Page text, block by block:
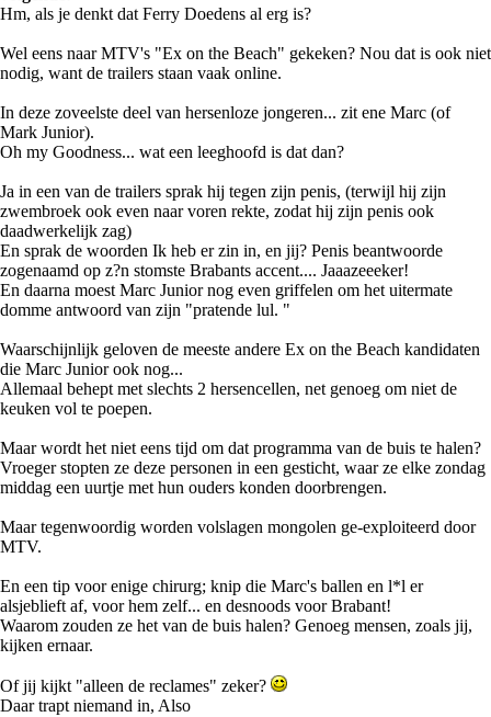
Hm, als je denkt dat Ferry Doedens al erg is?
Wel eens naar MTV's "Ex on the Beach" gekeken? Nou dat is ook niet
nodig, want de trailers staan vaak online.
In deze zoveelste deel van hersenloze jongeren... zit ene Marc (of
Mark Junior).
Oh my Goodness... wat een leeghoofd is dat dan?
Ja in een van de trailers sprak hij tegen zijn penis, (terwijl hij zijn
zwembroek ook even naar voren rekte, zodat hij zijn penis ook
daadwerkelijk zag)
En sprak de woorden Ik heb er zin in, en jij? Penis beantwoorde
zogenaamd op z?n stomste Brabants accent.... Jaaazeeeker!
En daarna moest Marc Junior nog even griffelen om het uitermate
domme antwoord van zijn "pratende lul. "
Waarschijnlijk geloven de meeste andere Ex on the Beach kandidaten
die Marc Junior ook nog...
Allemaal behept met slechts 2 hersencellen, net genoeg om niet de
keuken vol te poepen.
Maar wordt het niet eens tijd om dat programma van de buis te halen?
Vroeger stopten ze deze personen in een gesticht, waar ze elke zondag
middag een uurtje met hun ouders konden doorbrengen.
Maar tegenwoordig worden volslagen mongolen ge-exploiteerd door
MTV.
En een tip voor enige chirurg; knip die Marc's ballen en l*l er
alsjeblieft af, voor hem zelf... en desnoods voor Brabant!
Waarom zouden ze het van de buis halen? Genoeg mensen, zoals jij,
kijken ernaar.
Of jij kijkt "alleen de reclames" zeker?
Daar trapt niemand in, Also